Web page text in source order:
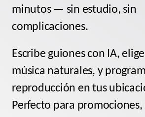
minutos — sin estudio, sin
complicaciones.
Escribe guiones con IA,
música naturales, y
reproducción en tus
Perfecto para